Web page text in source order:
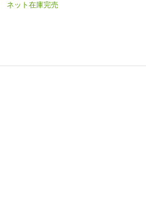
ネット在庫完売